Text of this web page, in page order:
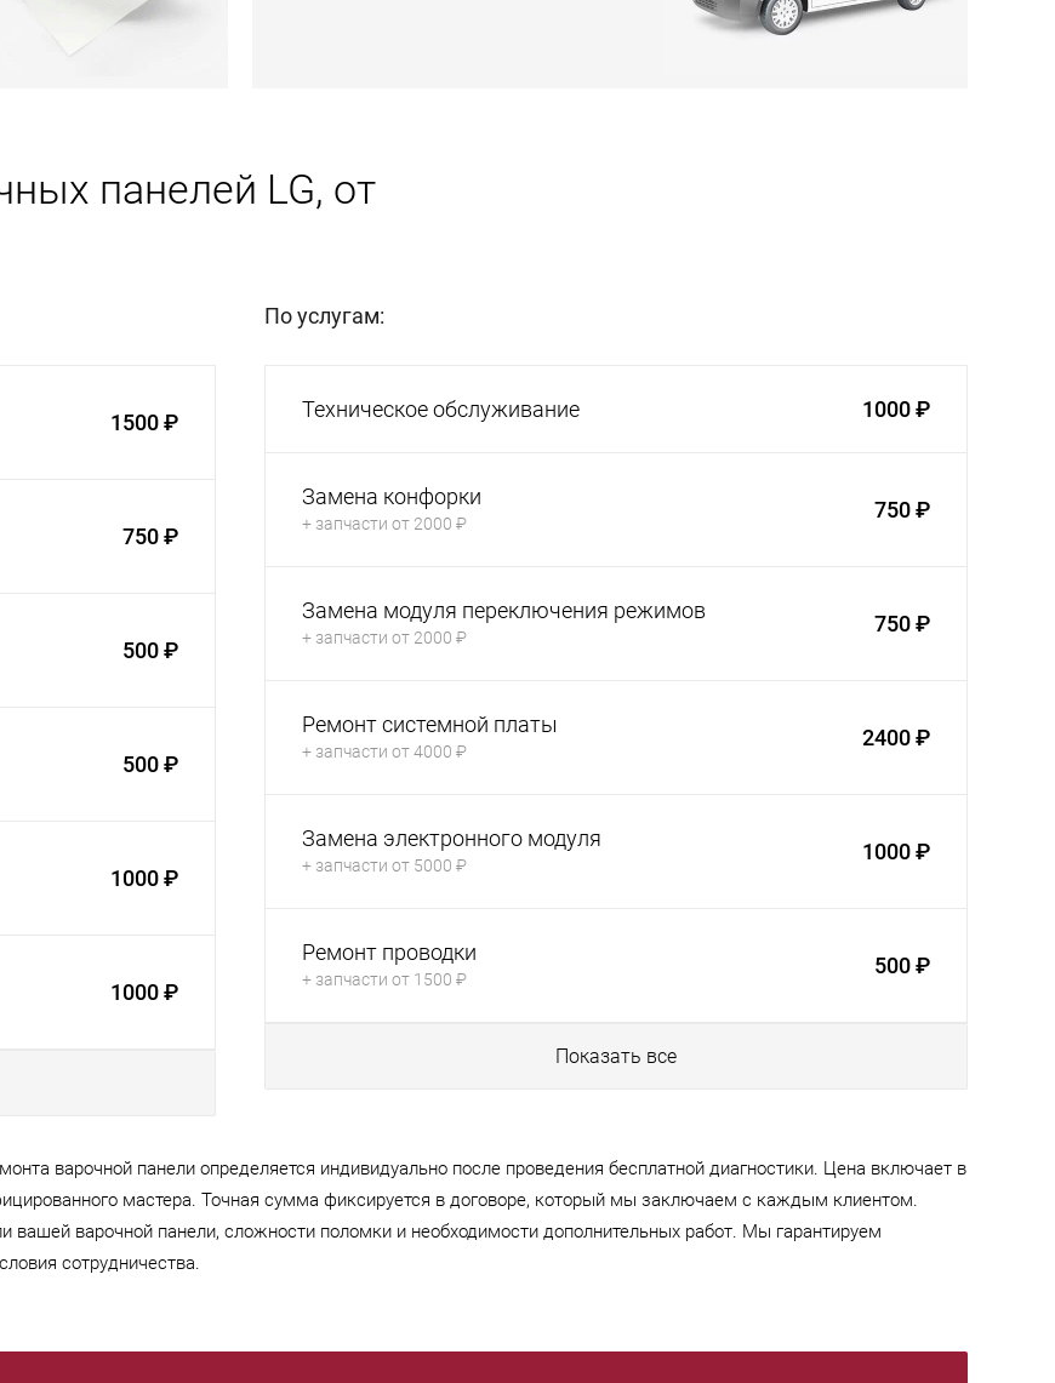
панелей LG, от
1500 ₽
750 ₽
500 ₽
500 ₽
1000 ₽
1000 ₽
По услугам:
Техническое обслуживание 1000 ₽
Замена конфорки
+ запчасти от 2000 ₽
750 ₽
Замена модуля переключения режимов
+ запчасти от 2000 ₽
750 ₽
Ремонт системной платы
+ запчасти от 4000 ₽
2400 ₽
Замена электронного модуля
+ запчасти от 5000 ₽
1000 ₽
Ремонт проводки
+ запчасти от 1500 ₽
500 ₽
Показать все
варочной панели определяется индивидуально после проведения бесплатной диагностики. Цена включает в
мастера. Точная сумма фиксируется в договоре, который мы заключаем с каждым клиентом.
варочной панели, сложности поломки и необходимости дополнительных работ. Мы гарантируем
сотрудничества.